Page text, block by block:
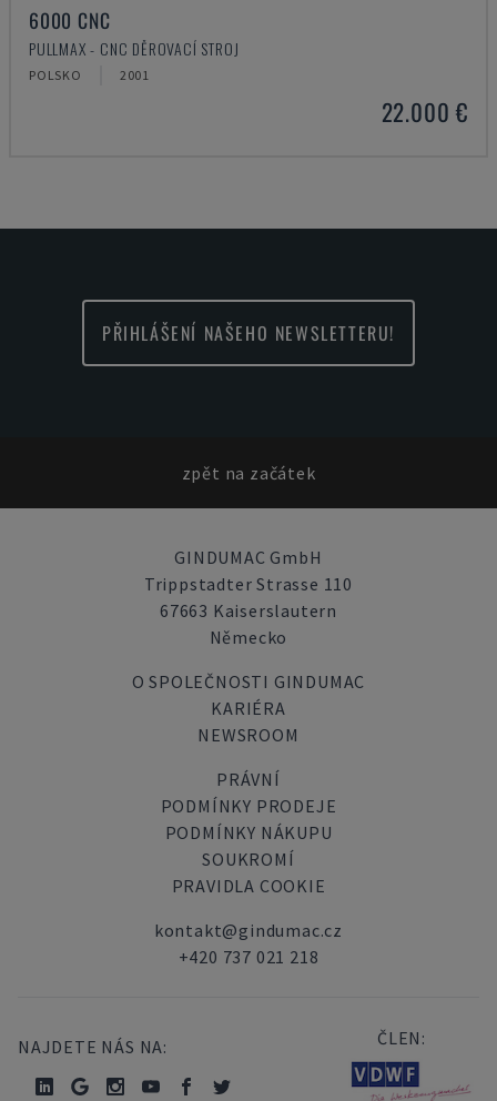
6000 CNC
PULLMAX - CNC DĚROVACÍ STROJ
POLSKO 2001
22.000 €
PŘIHLÁŠENÍ NAŠEHO NEWSLETTERU!
zpět na začátek
GINDUMAC GmbH
Trippstadter Strasse 110
67663 Kaiserslautern
Německo
O SPOLEČNOSTI GINDUMAC
KARIÉRA
NEWSROOM
PRÁVNÍ
PODMÍNKY PRODEJE
PODMÍNKY NÁKUPU
SOUKROMÍ
PRAVIDLA COOKIE
kontakt@gindumac.cz
+420 737 021 218
NAJDETE NÁS NA: ČLEN: